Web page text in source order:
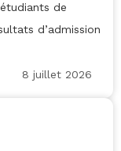
de
d’admission
8 juillet 2026